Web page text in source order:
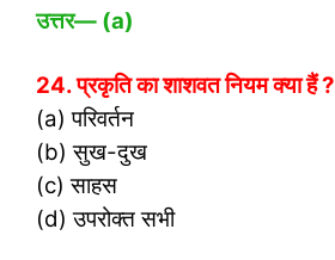
उत्तर— (a)
24. प्रकृति का शाशवत नियम क्या हैं ?
(a) परिवर्तन
(b) सुख-दुख
(c) साहस
(d) उपरोक्त सभी